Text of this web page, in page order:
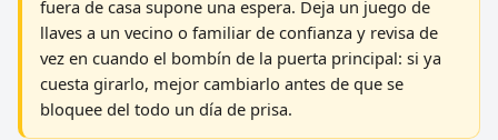
fuera de casa supone una espera. Deja un juego de
llaves a un vecino o familiar de confianza y revisa de
vez en cuando el bombín de la puerta principal: si ya
cuesta girarlo, mejor cambiarlo antes de que se
bloquee del todo un día de prisa.